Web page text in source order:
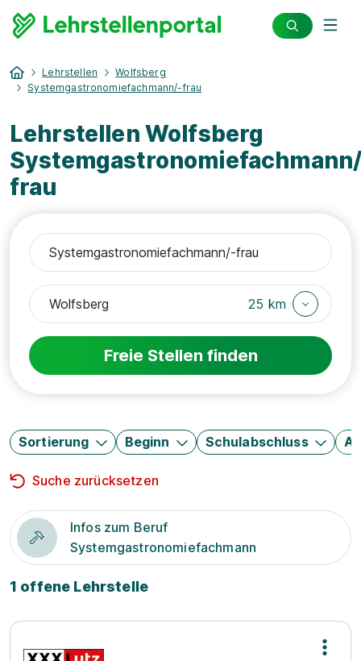
Lehrstellen
Wolfsberg
Systemgastronomiefachmann/-frau
Lehrstellen Wolfsberg
frau
25 km
Freie Stellen finden
Sortierung Beginn Schulabschluss
Suche zurücksetzen
Infos zum Beruf
Systemgastronomiefachmann
1 offene Lehrstelle